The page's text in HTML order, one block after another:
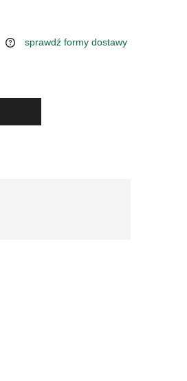
sprawdź formy dostawy